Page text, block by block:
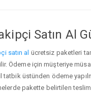
Satın Al
satın al ücretsiz paketleri
Ödeme için müşteriye
tatbik üstünden ödeme
pakette belirtilen